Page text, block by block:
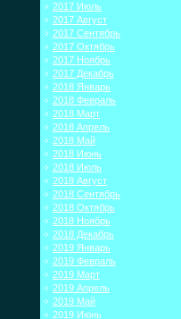
2017 Июль
2017 Август
2017 Сентябрь
2017 Октябрь
2017 Ноябрь
2017 Декабрь
2018 Январь
2018 Февраль
2018 Март
2018 Апрель
2018 Май
2018 Июнь
2018 Июль
2018 Август
2018 Сентябрь
2018 Октябрь
2018 Ноябрь
2018 Декабрь
2019 Январь
2019 Февраль
2019 Март
2019 Апрель
2019 Май
2019 Июнь